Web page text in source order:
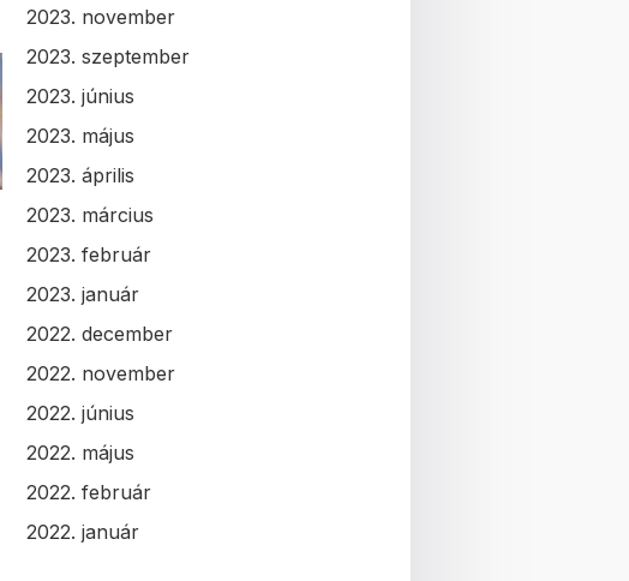
2023. november
2023. szeptember
2023. június
2023. május
2023. április
2023. március
2023. február
2023. január
2022. december
2022. november
2022. június
2022. május
2022. február
2022. január